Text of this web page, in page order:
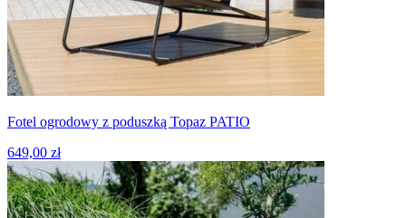
Fotel ogrodowy z poduszką Topaz PATIO
649,00 zł